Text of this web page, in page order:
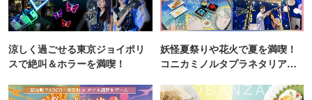
涼しく過ごせる東京ジョイポリ
スで絶叫＆ホラーを満喫！
妖怪夏祭りや花火で夏を満喫！
コニカミノルタプラネタリア